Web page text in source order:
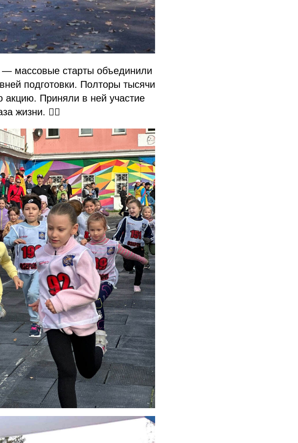
— массовые старты объединили
подготовки. Полторы тысячи
Приняли в ней участие
жизни. 👍🏻